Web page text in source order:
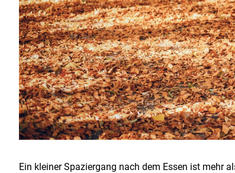
Ein kleiner Spaziergang nach dem Essen ist mehr